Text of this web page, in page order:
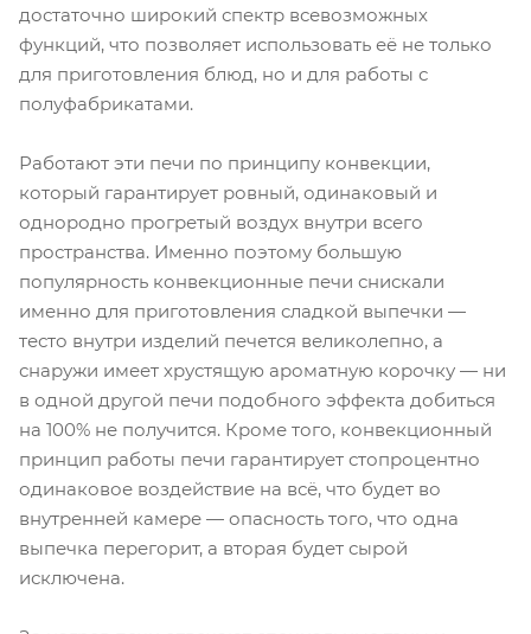
достаточно широкий спектр всевозможных
функций, что позволяет использовать её не только
для приготовления блюд, но и для работы с
полуфабрикатами.
Работают эти печи по принципу конвекции,
который гарантирует ровный, одинаковый и
однородно прогретый воздух внутри всего
пространства. Именно поэтому большую
популярность конвекционные печи снискали
именно для приготовления сладкой выпечки —
тесто внутри изделий печется великолепно, а
снаружи имеет хрустящую ароматную корочку — ни
в одной другой печи подобного эффекта добиться
на 100% не получится. Кроме того, конвекционный
принцип работы печи гарантирует стопроцентно
одинаковое воздействие на всё, что будет во
внутренней камере — опасность того, что одна
выпечка перегорит, а вторая будет сырой
исключена.